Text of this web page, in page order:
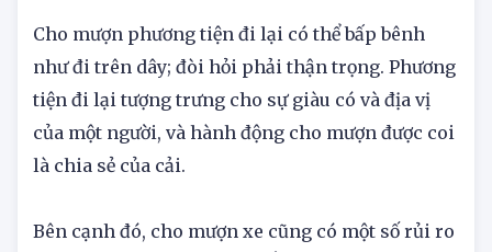
Cho mượn phương tiện đi lại có thể bấp bênh
như đi trên dây; đòi hỏi phải thận trọng. Phương
tiện đi lại tượng trưng cho sự giàu có và địa vị
của một người, và hành động cho mượn được coi